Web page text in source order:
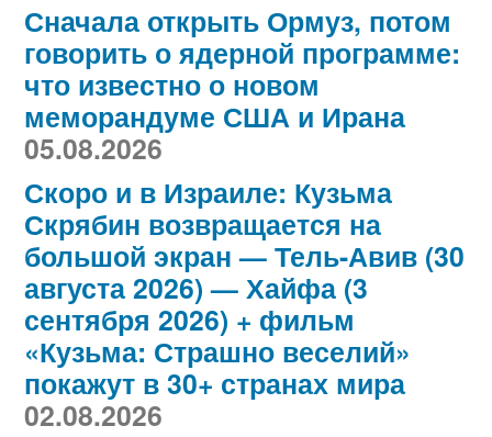
Сначала открыть Ормуз, потом
говорить о ядерной программе:
что известно о новом
меморандуме США и Ирана
05.08.2026
Скоро и в Израиле: Кузьма
Скрябин возвращается на
большой экран — Тель-Авив (30
августа 2026) — Хайфа (3
сентября 2026) + фильм
«Кузьма: Страшно веселий»
покажут в 30+ странах мира
02.08.2026